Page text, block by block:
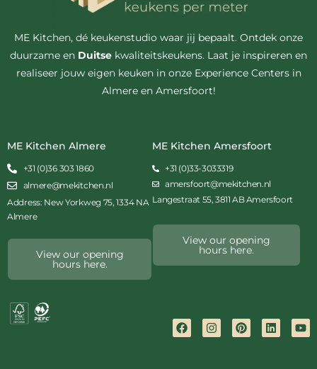
ME Kitchen, dé keukenstudio waar jij bepaalt. Ontdek onze
duurzame en Duitse kwaliteitskeukens. Laat je inspireren en
realiseer jouw eigen keuken in onze Experience Centers in
Almere en Amersfoort!
ME Kitchen Almere
+31 (0)36 303 1860
almere@mekitchen.nl
Address: New Yorkweg 75, 1334 NA
Almere
View our opening
hours here.
ME Kitchen Amersfoort
+31 (0)33-3033319
amersfoort@mekitchen.nl
Langestraat 55, 3811 AB Amersfoort
View our opening
hours here.